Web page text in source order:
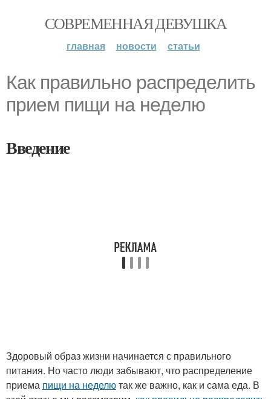
СОВРЕМЕННАЯ ДЕВУШКА
главная новости статьи
Как правильно распределить
прием пищи на неделю
Введение
Здоровый образ жизни начинается с правильного
питания. Но часто люди забывают, что распределение
приема пищи на неделютак же важно, как и сама еда. В